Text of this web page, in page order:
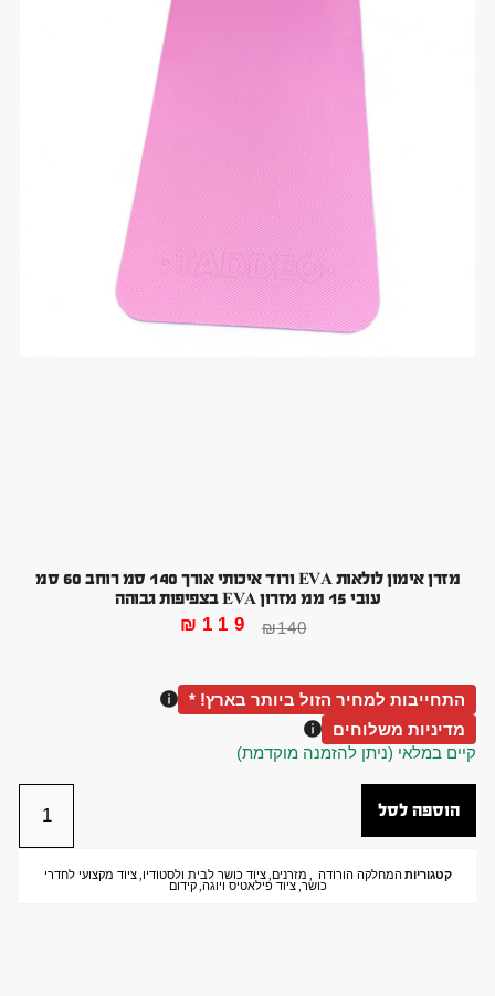
מזרן אימון לולאות EVA ורוד איכותי אורך 140 סמ רוחב 60 סמ
עובי 15 ממ מזרון EVA בצפיפות גבוהה
₪140
₪ 119
התחייבות למחיר הזול ביותר בארץ! *
מדיניות משלוחים
קיים במלאי (ניתן להזמנה מוקדמת)
הוספה לסל
קטגוריות המחלקה הורודה , מזרנים,ציוד כושר לבית ולסטודיו,ציוד מקצועי לחדרי
כושר,ציוד פילאטיס ויוגה,קידום